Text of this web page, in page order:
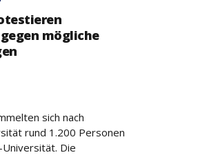
mögliche
sich nach
rund 1.200 Personen
Die